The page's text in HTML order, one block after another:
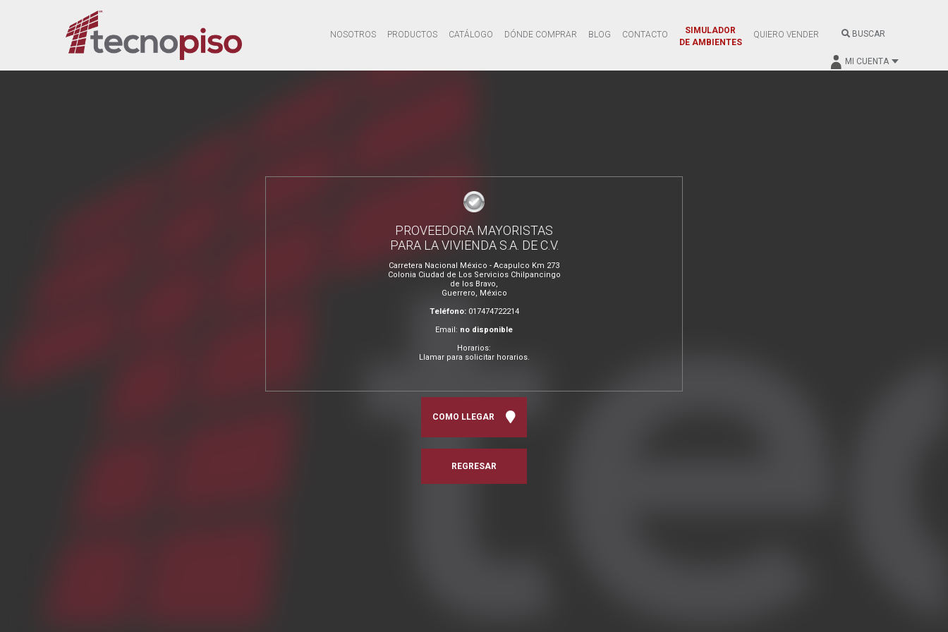
NOSOTROS PRODUCTOS CATÁLOGO DÓNDE COMPRAR BLOG CONTACTO
SIMULADOR
DE AMBIENTES
QUIERO VENDER BUSCAR
MI CUENTA
PROVEEDORA MAYORISTAS
PARA LA VIVIENDA S.A. DE C.V.
Carretera Nacional México - Acapulco Km 273
Colonia Ciudad de Los Servicios Chilpancingo
de los Bravo,
Guerrero, México
Teléfono: 017474722214
Email: no disponible
Horarios:
Llamar para solicitar horarios.
COMO LLEGAR
REGRESAR